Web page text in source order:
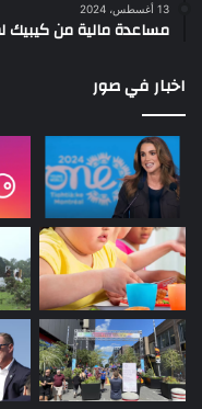
13 أغسطس، 2024
مساعدة مالية من كيبيك
اخبار في صور